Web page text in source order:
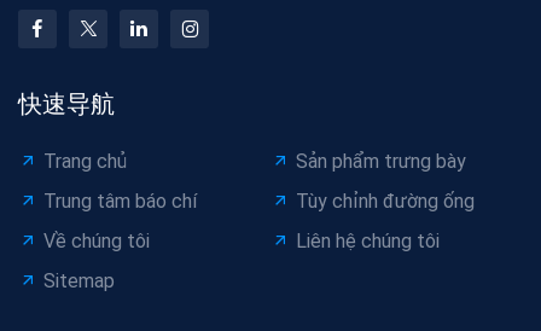
快速导航
Trang chủ
Sản phẩm trưng bày
Trung tâm báo chí
Tùy chỉnh đường ống
Về chúng tôi
Liên hệ chúng tôi
Sitemap